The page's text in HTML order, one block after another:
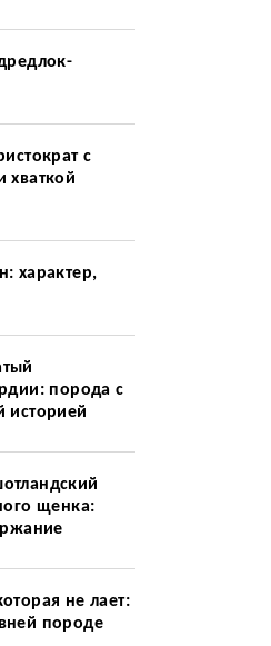
с
хваткой
характер,
порода с
историей
щенка:
не лает:
породе